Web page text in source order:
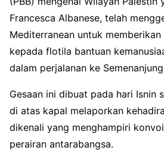
Francesca Albanese, telah
Mediterranean untuk
kepada flotila bantuan
dalam perjalanan ke
Gesaan ini dibuat pada hari Isnin
di atas kapal melaporkan
dikenali yang menghampiri
perairan antarabangsa.